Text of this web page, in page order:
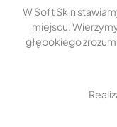
W Soft Skin
miejscu.
głębokiego